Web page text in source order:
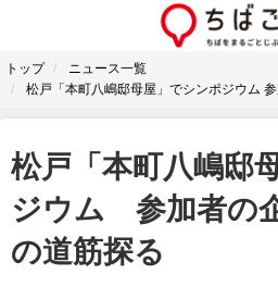
トップ
ニュース一覧
松戸「本町八嶋邸母屋」でシンポジウム
松戸「本町八嶋邸
ジウム 参加者の
の道筋探る